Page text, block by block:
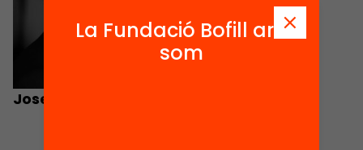
Josep M. Esquirol
La Fundació Bofill ara
som